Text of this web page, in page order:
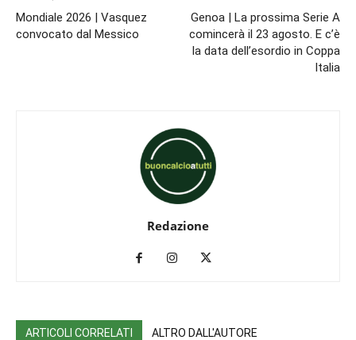
Mondiale 2026 | Vasquez
convocato dal Messico
Genoa | La prossima Serie A
comincerà il 23 agosto. E c’è
la data dell’esordio in Coppa
Italia
Redazione
ARTICOLI CORRELATI ALTRO DALL'AUTORE